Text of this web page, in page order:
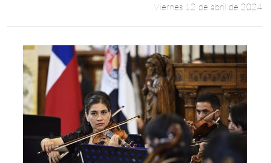
Viernes 12 de abril de 2024